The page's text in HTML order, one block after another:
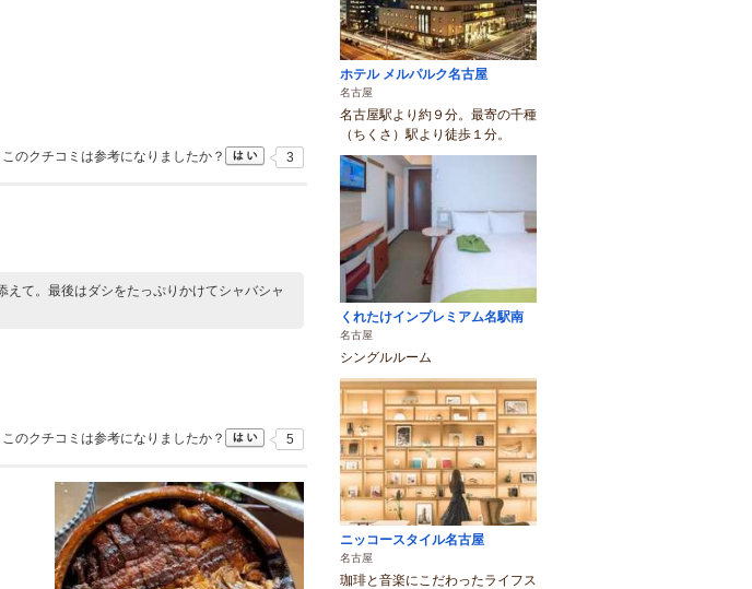
このクチコミは参考になりましたか？ 3
て。最後はダシをたっぷりかけてシャバシャ
このクチコミは参考になりましたか？ 5
ホテル メルパルク名古屋
名古屋
名古屋駅より約９分。最寄の千種
（ちくさ）駅より徒歩１分。
くれたけインプレミアム名駅南
名古屋
シングルルーム
ニッコースタイル名古屋
名古屋
珈琲と音楽にこだわったライフス